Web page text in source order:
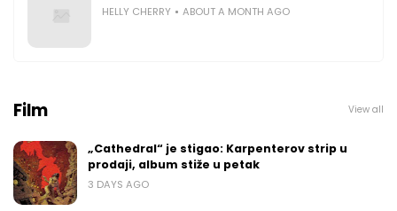
HELLY CHERRY ABOUT A MONTH AGO
Film View all
„Cathedral“ je stigao: Karpenterov strip u
prodaji, album stiže u petak
3 DAYS AGO